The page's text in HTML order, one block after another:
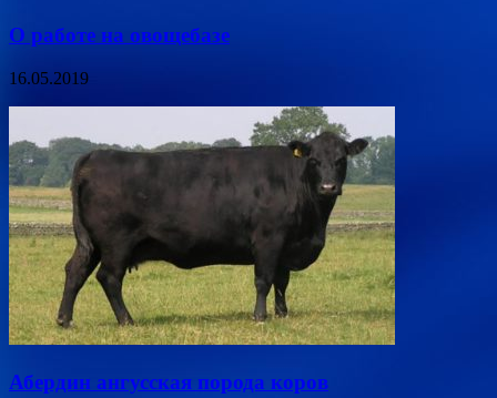
О работе на овощебазе
16.05.2019
Абердин ангусская порода коров